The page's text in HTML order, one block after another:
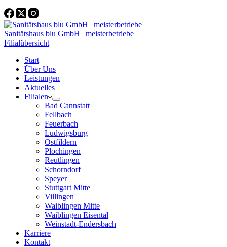
Sanitätshaus blu GmbH | meisterbetriebe
Filialübersicht
Start
Über Uns
Leistungen
Aktuelles
Filialen
Bad Cannstatt
Fellbach
Feuerbach
Ludwigsburg
Ostfildern
Plochingen
Reutlingen
Schorndorf
Speyer
Stuttgart Mitte
Villingen
Waiblingen Mitte
Waiblingen Eisental
Weinstadt-Endersbach
Karriere
Kontakt